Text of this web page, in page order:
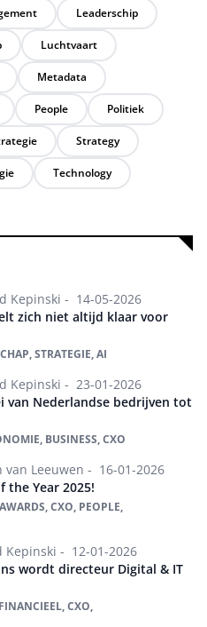
Kepinski - 14-05-2026
zich niet altijd klaar voor
STRATEGIE, AI
Kepinski - 23-01-2026
van Nederlandse bedrijven tot
BUSINESS, CXO
van Leeuwen - 16-01-2026
the Year 2025!
CXO, PEOPLE,
Kepinski - 12-01-2026
wordt directeur Digital & IT
CXO,
Leaderschip
Luchtvaart
Metadata
People Politiek
Strategy
Technology